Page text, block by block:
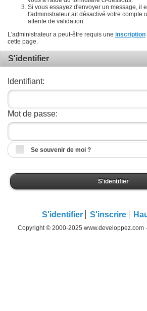
Si vous essayez d'envoyer un message, il
l'administrateur ait désactivé votre compte
attente de validation.
L'administrateur a peut-être requis une inscription
cette page.
S'identifier
Identifiant:
Mot de passe:
Se souvenir de moi ?
S'identifier
S'identifier S'inscrire
Copyright © 2000-2025 www.developpez.com -